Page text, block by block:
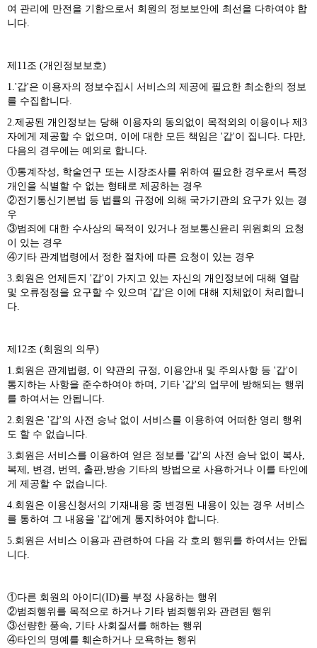
여 관리에 만전을 기함으로서 회원의 정보보안에 최선을 다하여야 합
니다.
제11조 (개인정보보호)
1.'갑'은 이용자의 정보수집시 서비스의 제공에 필요한 최소한의 정보
를 수집합니다.
2.제공된 개인정보는 당해 이용자의 동의없이 목적외의 이용이나 제3
자에게 제공할 수 없으며, 이에 대한 모든 책임은 '갑'이 집니다. 다만,
다음의 경우에는 예외로 합니다.
①통계작성, 학술연구 또는 시장조사를 위하여 필요한 경우로서 특정
개인을 식별할 수 없는 형태로 제공하는 경우
②전기통신기본법 등 법률의 규정에 의해 국가기관의 요구가 있는 경
우
③범죄에 대한 수사상의 목적이 있거나 정보통신윤리 위원회의 요청
이 있는 경우
④기타 관계법령에서 정한 절차에 따른 요청이 있는 경우
3.회원은 언제든지 '갑'이 가지고 있는 자신의 개인정보에 대해 열람
및 오류정정을 요구할 수 있으며 '갑'은 이에 대해 지체없이 처리합니
다.
제12조 (회원의 의무)
1.회원은 관계법령, 이 약관의 규정, 이용안내 및 주의사항 등 '갑'이
통지하는 사항을 준수하여야 하며, 기타 '갑'의 업무에 방해되는 행위
를 하여서는 안됩니다.
2.회원은 '갑'의 사전 승낙 없이 서비스를 이용하여 어떠한 영리 행위
도 할 수 없습니다.
3.회원은 서비스를 이용하여 얻은 정보를 '갑'의 사전 승낙 없이 복사,
복제, 변경, 번역, 출판,방송 기타의 방법으로 사용하거나 이를 타인에
게 제공할 수 없습니다.
4.회원은 이용신청서의 기재내용 중 변경된 내용이 있는 경우 서비스
를 통하여 그 내용을 '갑'에게 통지하여야 합니다.
5.회원은 서비스 이용과 관련하여 다음 각 호의 행위를 하여서는 안됩
니다.
①다른 회원의 아이디(ID)를 부정 사용하는 행위
②범죄행위를 목적으로 하거나 기타 범죄행위와 관련된 행위
③선량한 풍속, 기타 사회질서를 해하는 행위
④타인의 명예를 훼손하거나 모욕하는 행위